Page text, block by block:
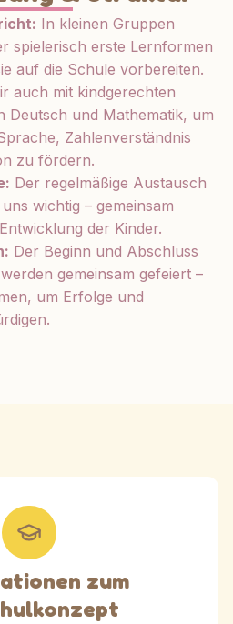
In kleinen Gruppen
spielerisch erste Lernformen
auf die Schule vorbereiten.
auch mit kindgerechten
Deutsch und Mathematik, um
Zahlenverständnis
zu fördern.
Der regelmäßige Austausch
wichtig – gemeinsam
der Kinder.
Der Beginn und Abschluss
gemeinsam gefeiert –
um Erfolge und
zum